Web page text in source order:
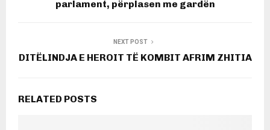
parlament, përplasen me gardën
NEXT POST
DITËLINDJA E HEROIT TË KOMBIT AFRIM ZHITIA
RELATED POSTS